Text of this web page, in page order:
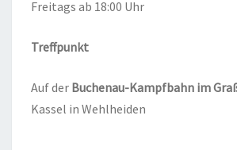
Frei­tags ab 18:00 Uhr
Treff­punkt
Auf der Buchen­au-Kampf­bahn im
Kas­sel in Wehlheiden